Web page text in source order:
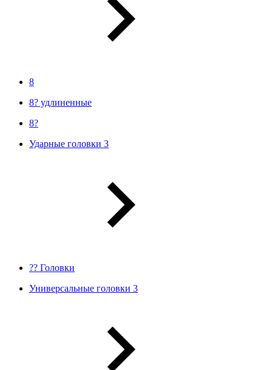
8
8? удлиненные
8?
Ударные головки 3
?? Головки
Универсальные головки 3